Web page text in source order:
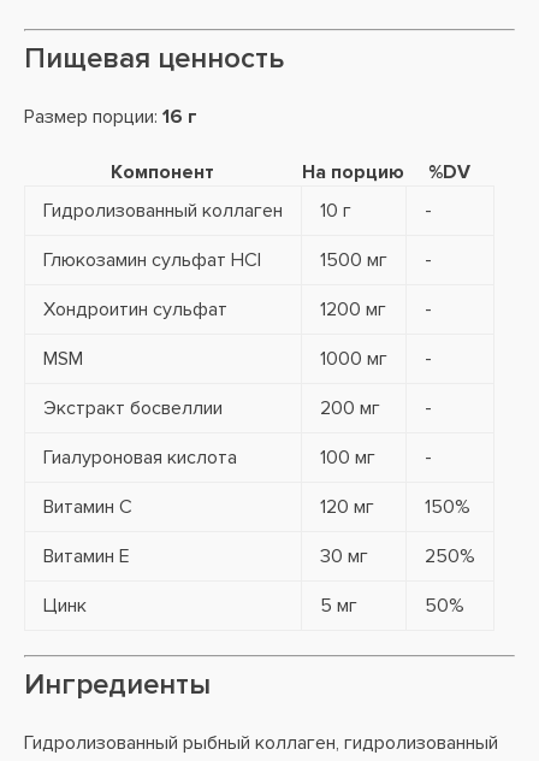
Пищевая ценность
Размер порции: 16 г
Компонент На порцию
%DV
Гидролизованный коллаген
10 г -
Глюкозамин сульфат HCl 1500 мг -
Хондроитин сульфат 1200 мг -
MSM 1000 мг -
Экстракт босвеллии 200 мг -
Гиалуроновая кислота 100 мг -
Витамин C 120 мг 150%
Витамин E 30 мг 250%
Цинк 5 мг 50%
Ингредиенты
Гидролизованный рыбный коллаген, гидролизованный